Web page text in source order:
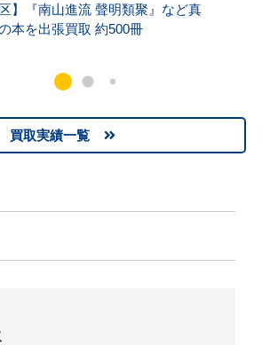
】『南山進流 聲明類聚』など真
本を出張買取 約500冊
買取実績一覧